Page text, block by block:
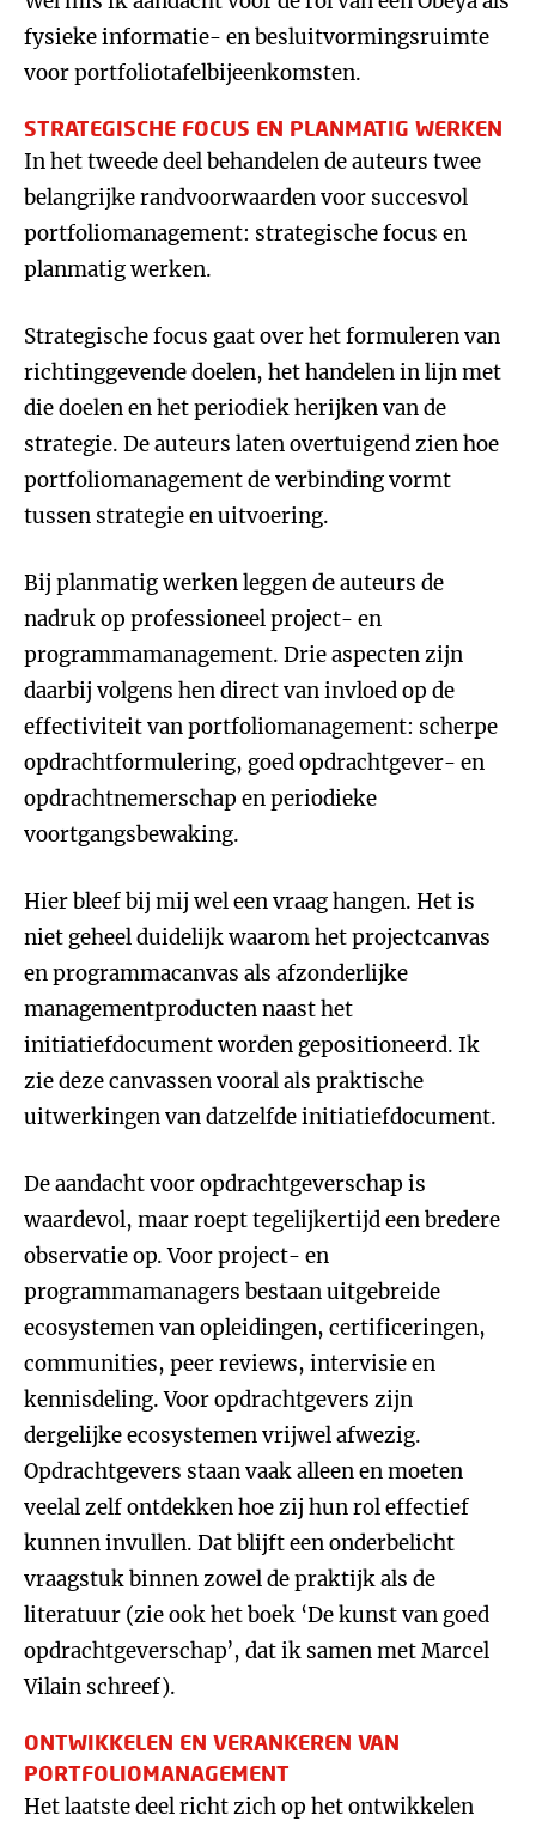
fysieke informatie- en besluitvormingsruimte
voor portfoliotafelbijeenkomsten.
STRATEGISCHE FOCUS EN PLANMATIG WERKEN
In het tweede deel behandelen de auteurs twee
belangrijke randvoorwaarden voor succesvol
portfoliomanagement: strategische focus en
planmatig werken.
Strategische focus gaat over het formuleren van
richtinggevende doelen, het handelen in lijn met
die doelen en het periodiek herijken van de
strategie. De auteurs laten overtuigend zien hoe
portfoliomanagement de verbinding vormt
tussen strategie en uitvoering.
Bij planmatig werken leggen de auteurs de
nadruk op professioneel project- en
programmamanagement. Drie aspecten zijn
daarbij volgens hen direct van invloed op de
effectiviteit van portfoliomanagement: scherpe
opdrachtformulering, goed opdrachtgever- en
opdrachtnemerschap en periodieke
voortgangsbewaking.
Hier bleef bij mij wel een vraag hangen. Het is
niet geheel duidelijk waarom het projectcanvas
en programmacanvas als afzonderlijke
managementproducten naast het
initiatiefdocument worden gepositioneerd. Ik
zie deze canvassen vooral als praktische
uitwerkingen van datzelfde initiatiefdocument.
De aandacht voor opdrachtgeverschap is
waardevol, maar roept tegelijkertijd een bredere
observatie op. Voor project- en
programmamanagers bestaan uitgebreide
ecosystemen van opleidingen, certificeringen,
communities, peer reviews, intervisie en
kennisdeling. Voor opdrachtgevers zijn
dergelijke ecosystemen vrijwel afwezig.
Opdrachtgevers staan vaak alleen en moeten
veelal zelf ontdekken hoe zij hun rol effectief
kunnen invullen. Dat blijft een onderbelicht
vraagstuk binnen zowel de praktijk als de
literatuur (zie ook het boek ‘De kunst van goed
opdrachtgeverschap’, dat ik samen met Marcel
Vilain schreef).
ONTWIKKELEN EN VERANKEREN VAN
PORTFOLIOMANAGEMENT
Het laatste deel richt zich op het ontwikkelen